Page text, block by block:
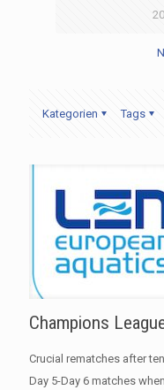
Kategorien Tags
Champions
Crucial rematches after
Day 5-Day 6 matches